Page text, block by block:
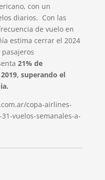
con un
diarios. Con las
de vuelo en
estima cerrar el 2024
21% de
superando el
copa-airlines-
vuelos-semanales-a-